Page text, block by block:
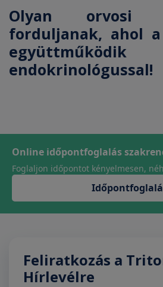
Olyan orvosi
forduljanak, ahol a
endokrinológussal!
Online időpontfoglalás
Foglaljon időpontot kényelmesen,
Feliratkozás a
Hírlevélre